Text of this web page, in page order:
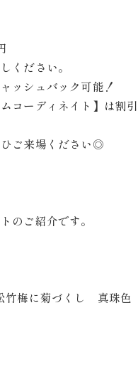
ください。
ッシュバック可能！
コーディネイト】は割引
ご来場ください◎
のご紹介です。
竹梅に菊づくし 真珠色